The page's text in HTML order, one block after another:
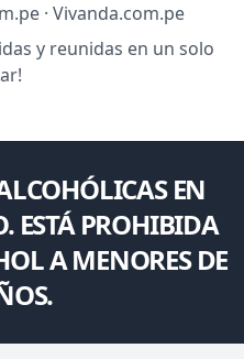
· Vivanda.com.pe
y reunidas en un solo
EN
ESTÁ PROHIBIDA
A MENORES DE